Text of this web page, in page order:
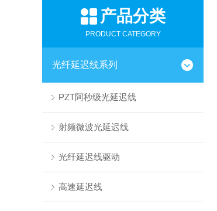
产品分类
PRODUCT CATEGORY
光纤延迟线系列
PZT阿秒级光延迟线
射频微波光延迟线
光纤延迟线驱动
高速延迟线